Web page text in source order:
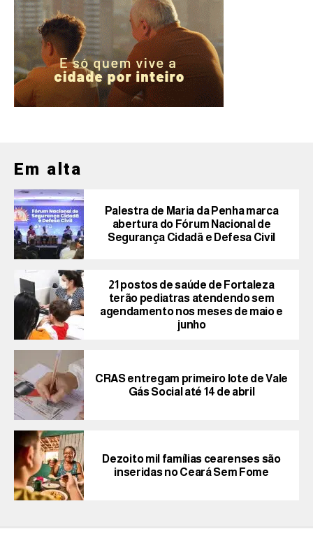
Em alta
Palestra de Maria da Penha marca
abertura do Fórum Nacional de
Segurança Cidadã e Defesa Civil
21 postos de saúde de Fortaleza
terão pediatras atendendo sem
agendamento nos meses de maio e
junho
CRAS entregam primeiro lote de Vale
Gás Social até 14 de abril
Dezoito mil famílias cearenses são
inseridas no Ceará Sem Fome